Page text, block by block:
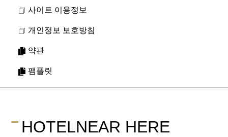
사이트 이용정보
개인정보 보호방침
약관
팸플릿
HOTELNEAR HERE